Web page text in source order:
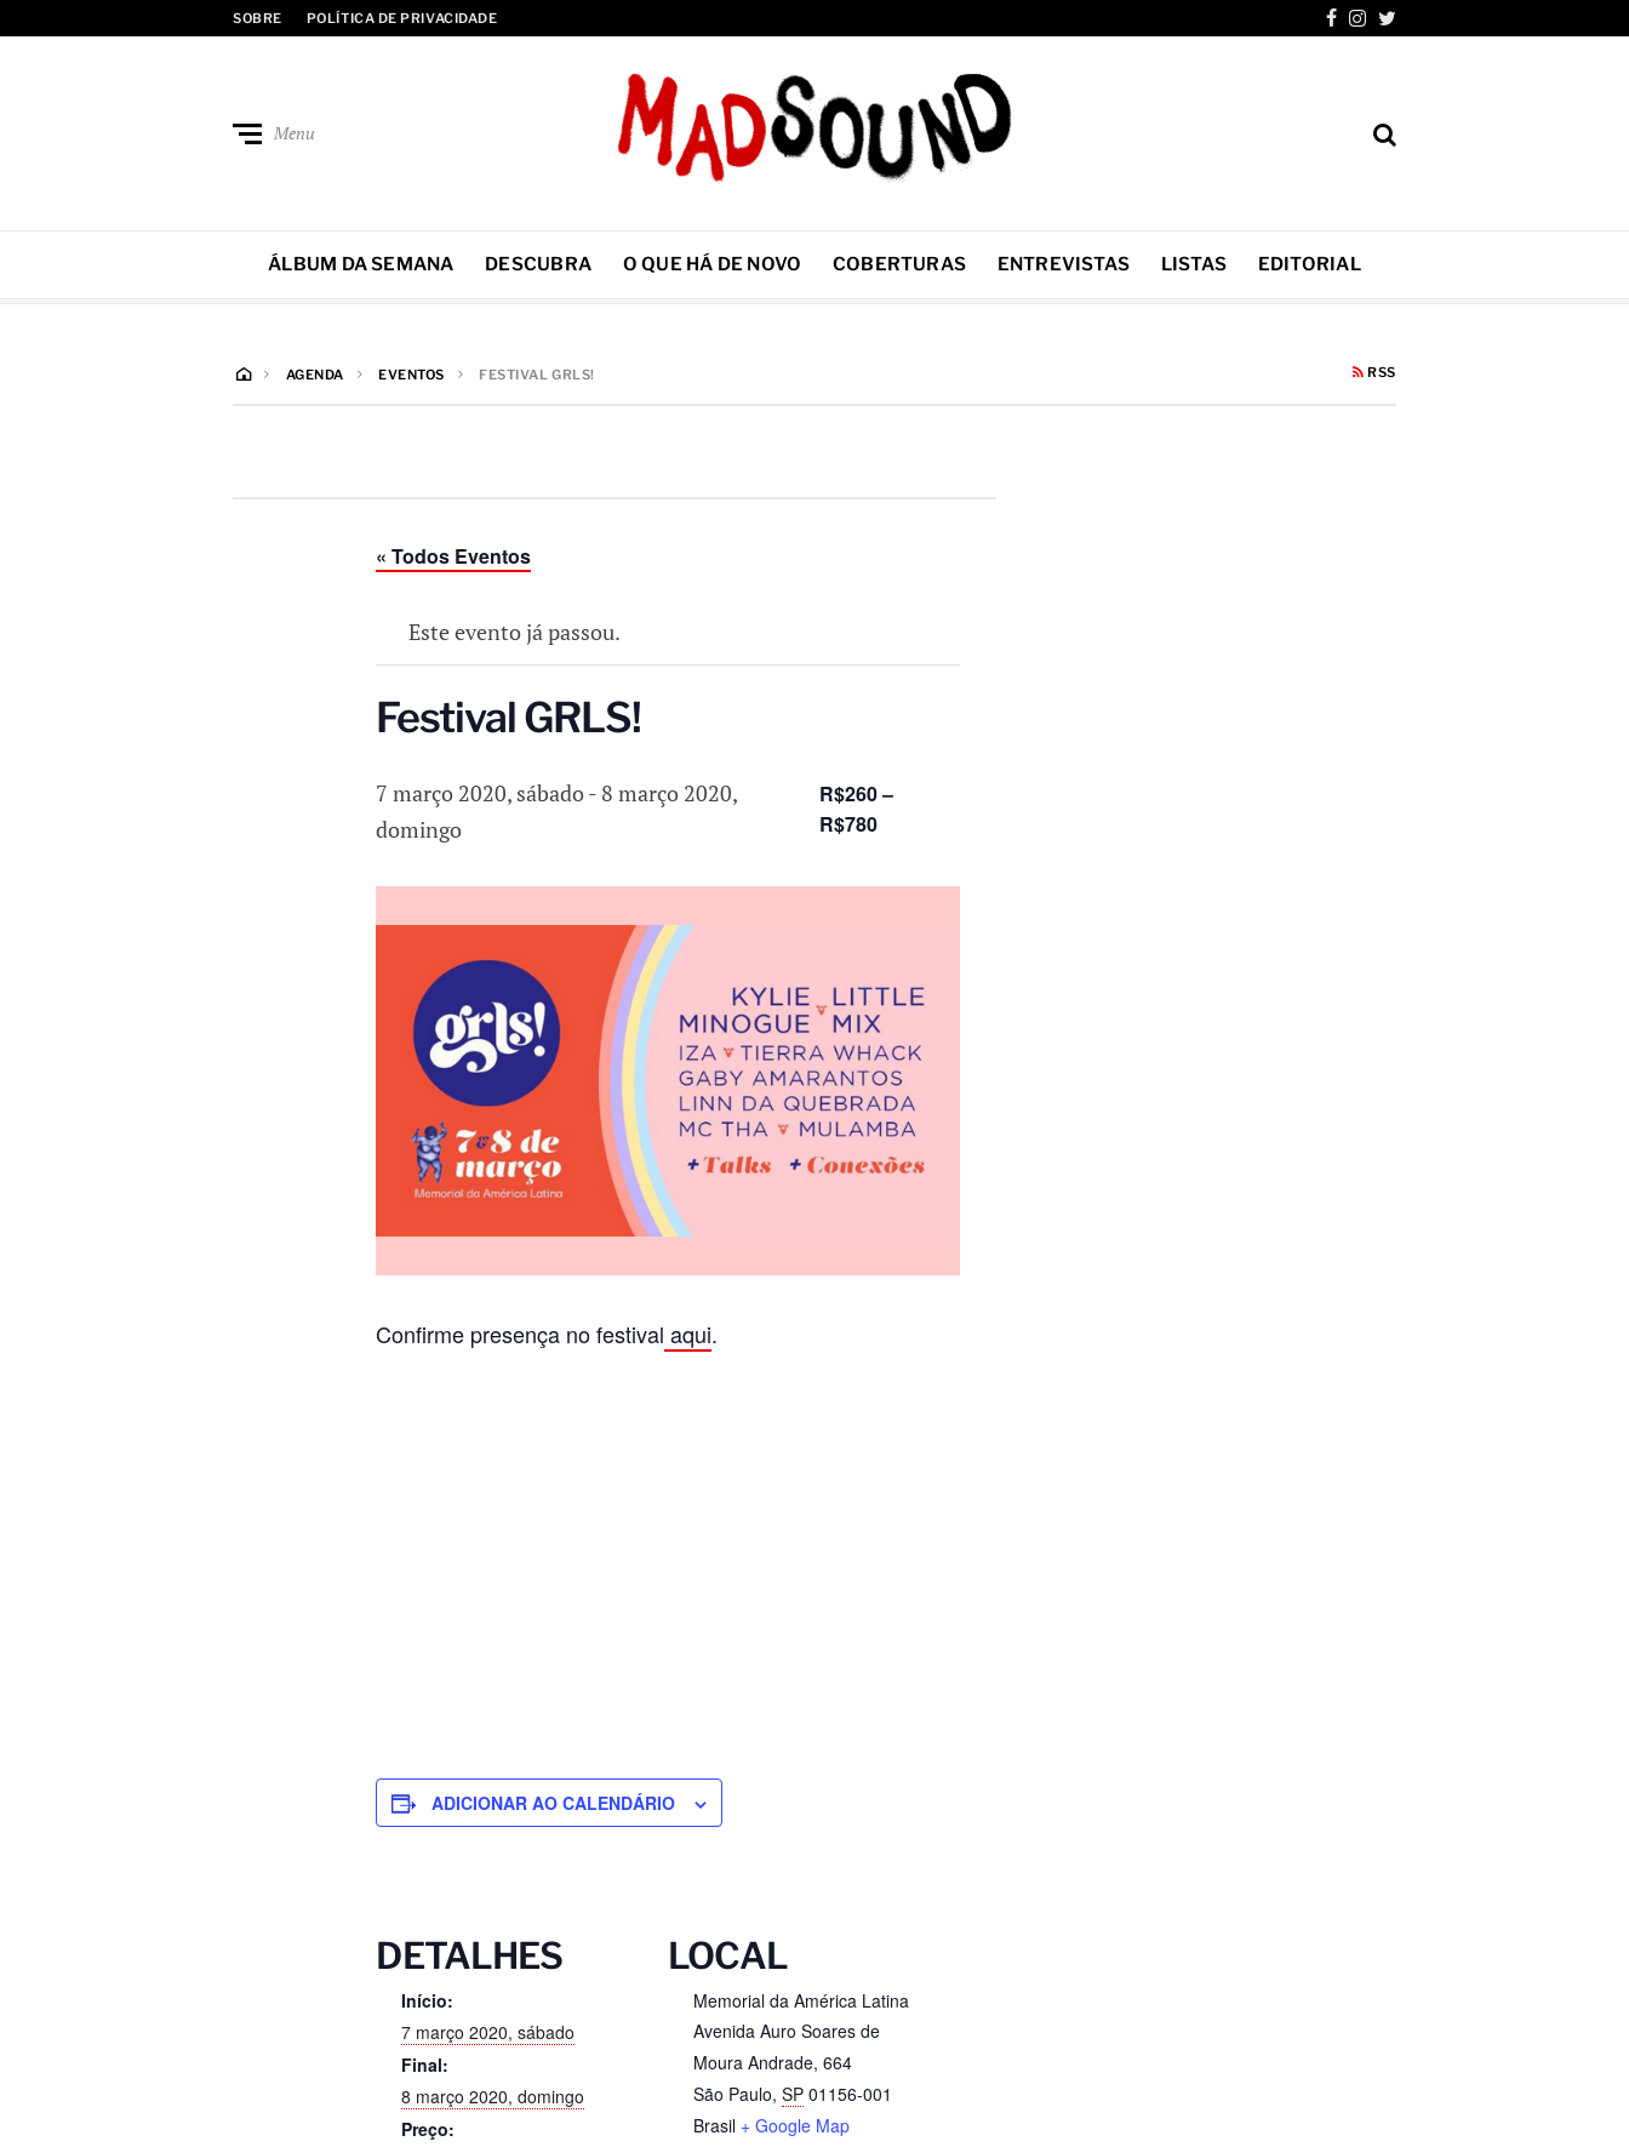
SOBRE POLÍTICA DE PRIVACIDADE
Menu
ÁLBUM DA SEMANA DESCUBRA O QUE HÁ DE NOVO COBERTURAS ENTREVISTAS LISTAS EDITORIAL
AGENDA EVENTOS FESTIVAL GRLS! RSS
« Todos Eventos
Este evento já passou.
Festival GRLS!
7 março 2020, sábado- 8 março 2020,
domingo
R$260 –
R$780
Confirme presença no festival aqui.
ADICIONAR AO CALENDÁRIO
DETALHES
Início:
7 março 2020, sábado
Final:
8 março 2020, domingo
Preço:
LOCAL
Memorial da América Latina
Avenida Auro Soares de
Moura Andrade, 664
São Paulo, SP 01156-001
Brasil + Google Map